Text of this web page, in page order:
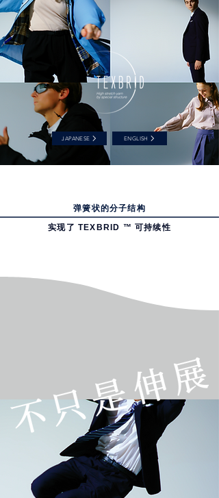
JAPANESE ENGLISH
弹簧状的分子结构
实现了 TEXBRID ™ 可持续性